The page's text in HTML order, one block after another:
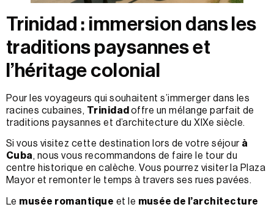
Trinidad : immersion dans les
traditions paysannes et
l’héritage colonial
Pour les voyageurs qui souhaitent s’immerger dans les
racines cubaines, Trinidad offre un mélange parfait de
traditions paysannes et d’architecture du XIXe siècle.
Si vous visitez cette destination lors de votre séjour à
Cuba, nous vous recommandons de faire le tour du
centre historique en calèche. Vous pourrez visiter la Plaza
Mayor et remonter le temps à travers ses rues pavées.
Le musée romantique et le musée de l’architecture